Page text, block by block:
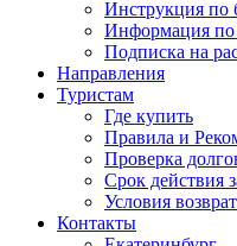
Инструкция по
Информация по
Подписка на
Направления
Туристам
Где купить
Правила и
Проверка
Срок действия
Условия
Контакты